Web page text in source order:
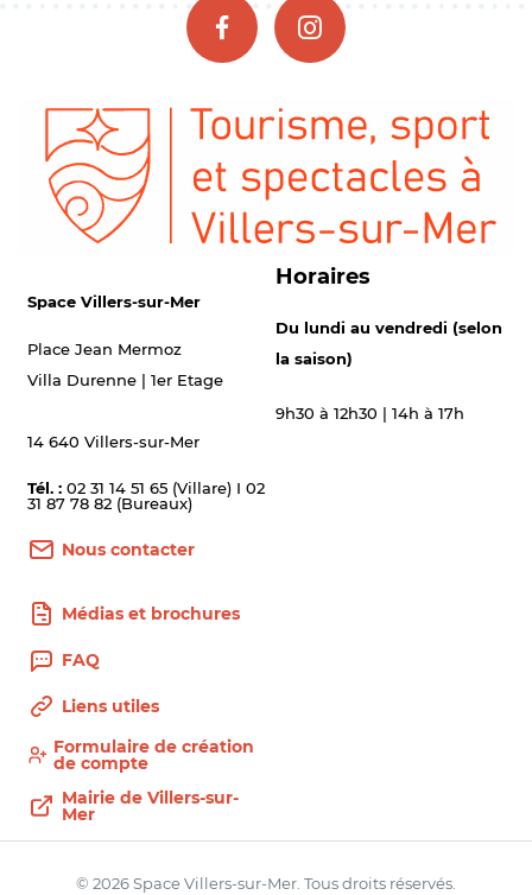
Space Villers-sur-Mer
Place Jean Mermoz
Villa Durenne | 1er Etage
14 640 Villers-sur-Mer
Tél. : 02 31 14 51 65 (Villare) I 02
31 87 78 82 (Bureaux)
Nous contacter
Horaires
Du lundi au vendredi (selon
la saison)
9h30 à 12h30 | 14h à 17h
Médias et brochures
FAQ
Liens utiles
Formulaire de création
de compte
Mairie de Villers-sur-
Mer
© 2026 Space Villers-sur-Mer. Tous droits réservés.